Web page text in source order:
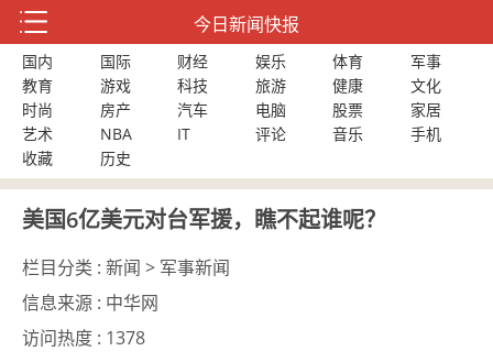
今日新闻快报
国内 国际 财经 娱乐 体育
军事
教育
游戏 科技 旅游 健康
文化
时尚
房产 汽车 电脑 股票
家居
艺术
NBA IT 评论 音乐
手机
收藏
历史
美国6亿美元对台军援，瞧不起谁呢？
栏目分类 : 新闻 > 军事新闻
信息来源 : 中华网
访问热度 : 1378